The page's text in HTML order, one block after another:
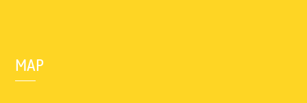
MAP